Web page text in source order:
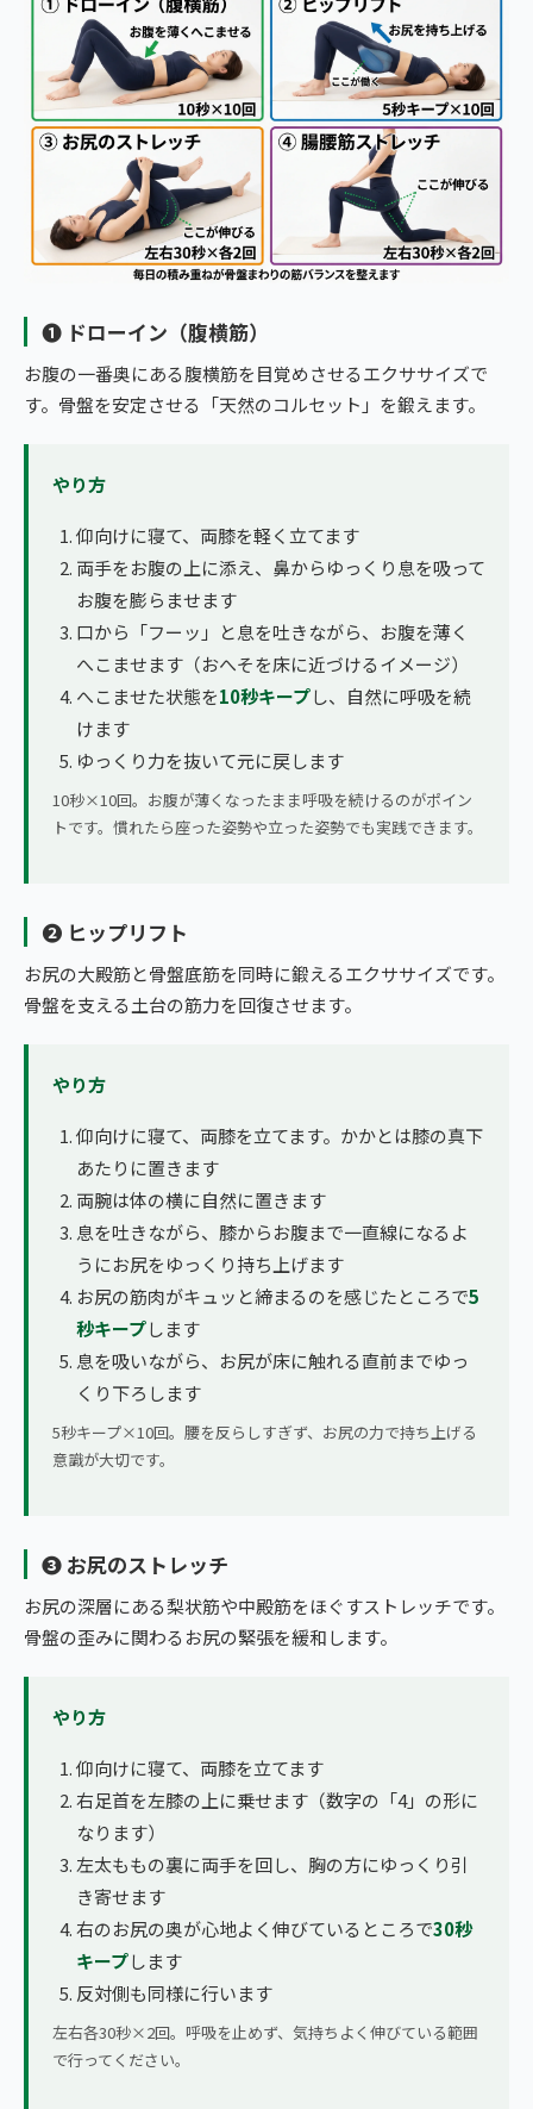
❶ ドローイン（腹横筋）
お腹の一番奥にある腹横筋を目覚めさせるエクササイズで
す。骨盤を安定させる「天然のコルセット」を鍛えます。
やり方
仰向けに寝て、両膝を軽く立てます
両手をお腹の上に添え、鼻からゆっくり息を吸って
お腹を膨らませます
口から「フーッ」と息を吐きながら、お腹を薄く
へこませます（おへそを床に近づけるイメージ）
へこませた状態を10秒キープし、自然に呼吸を続
けます
ゆっくり力を抜いて元に戻します
10秒×10回。お腹が薄くなったまま呼吸を続けるのがポイン
トです。慣れたら座った姿勢や立った姿勢でも実践できます。
❷ ヒップリフト
お尻の大殿筋と骨盤底筋を同時に鍛えるエクササイズです。
骨盤を支える土台の筋力を回復させます。
やり方
仰向けに寝て、両膝を立てます。かかとは膝の真下
あたりに置きます
両腕は体の横に自然に置きます
息を吐きながら、膝からお腹まで一直線になるよ
うにお尻をゆっくり持ち上げます
お尻の筋肉がキュッと締まるのを感じたところで5
秒キープします
息を吸いながら、お尻が床に触れる直前までゆっ
くり下ろします
5秒キープ×10回。腰を反らしすぎず、お尻の力で持ち上げる
意識が大切です。
❸ お尻のストレッチ
お尻の深層にある梨状筋や中殿筋をほぐすストレッチです。
骨盤の歪みに関わるお尻の緊張を緩和します。
やり方
仰向けに寝て、両膝を立てます
右足首を左膝の上に乗せます（数字の「4」の形に
なります）
左太ももの裏に両手を回し、胸の方にゆっくり引
き寄せます
右のお尻の奥が心地よく伸びているところで30秒
キープします
反対側も同様に行います
左右各30秒×2回。呼吸を止めず、気持ちよく伸びている範囲
で行ってください。